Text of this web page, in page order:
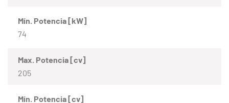
Mín. Potencia [kW]
74
Max. Potencia [cv]
205
Mín. Potencia [cv]